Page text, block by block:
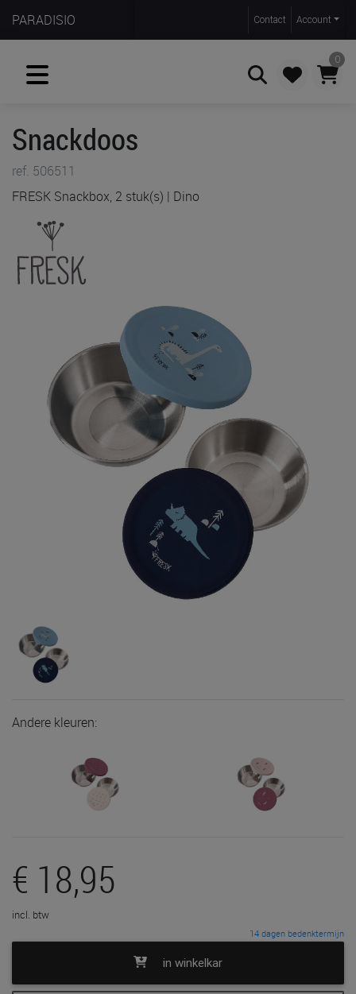
PARADISIO Contact Account
0
Snackdoos
ref. 506511
FRESK Snackbox, 2 stuk(s) | Dino
Andere kleuren:
€ 18,95
incl. btw
14 dagen bedenktermijn
in winkelkar